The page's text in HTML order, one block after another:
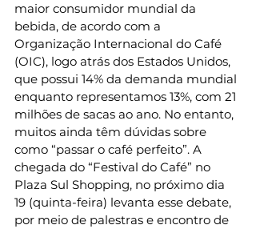
maior consumidor mundial da
bebida, de acordo com a
Organização Internacional do Café
(OIC), logo atrás dos Estados Unidos,
que possui 14% da demanda mundial
enquanto representamos 13%, com 21
milhões de sacas ao ano. No entanto,
muitos ainda têm dúvidas sobre
como “passar o café perfeito”. A
chegada do “Festival do Café” no
Plaza Sul Shopping, no próximo dia
19 (quinta-feira) levanta esse debate,
por meio de palestras e encontro de